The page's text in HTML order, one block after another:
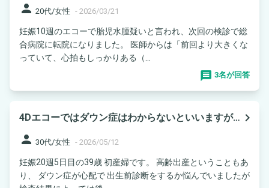
person 20代/女性 - 2026/03/21
妊娠10週のエコーで胎児水腫疑いと言われ、次回の検診で総
合病院に転院になりました。 医師からは「前回より大きくな
っていて、心拍もしっかりある（...
3名が回答
4Dエコーではダウン症はわからないといいますが… navigate_next
person 30代/女性 - 2026/05/12
妊娠20週5日目の39歳 初産婦です。 高齢出産ということもあ
り、 ダウン症が心配で 出生前診断をするか悩んでいましたが